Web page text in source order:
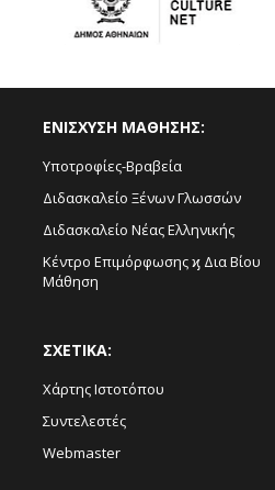
ΕΝΙΣΧΥΣΗ ΜΑΘΗΣΗΣ:
Υποτροφίες-Βραβεία
Διδασκαλείο Ξένων Γλωσσών
Διδασκαλείο Νέας Ελληνικής
Κέντρο Επιμόρφωσης ϗ Δια Βίου
Μάθηση
ΣΧΕΤΙΚΑ:
Χάρτης Ιστοτόπου
Συντελεστές
Webmaster